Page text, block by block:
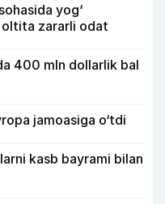
yog‘
oltita zararli odat
400 mln dollarlik bal
jamoasiga o‘tdi
kasb bayrami bilan